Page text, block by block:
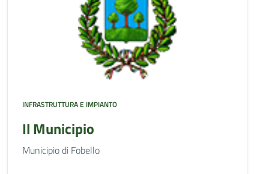
INFRASTRUTTURA E IMPIANTO
Il Municipio
Municipio di Fobello